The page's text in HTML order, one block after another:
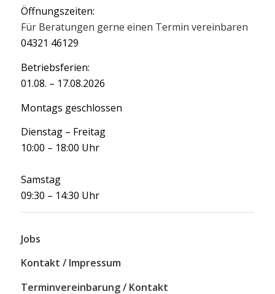
Öffnungszeiten:
Für Beratungen gerne einen Termin vereinbaren
04321 46129
Betriebsferien:
01.08. – 17.08.2026
Montags geschlossen
Dienstag – Freitag
10:00 – 18:00 Uhr
Samstag
09:30 – 14:30 Uhr
Jobs
Kontakt / Impressum
Terminvereinbarung / Kontakt